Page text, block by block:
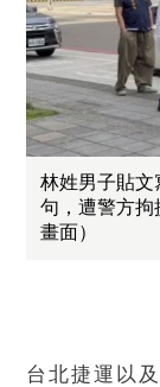
林姓男子貼
句，遭警方
畫面）
台北捷運以